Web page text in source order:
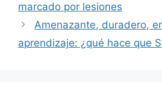
marcado por lesiones
Amenazante, duradero,
aprendizaje: ¿qué hace que